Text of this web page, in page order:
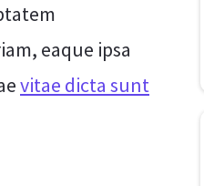
eaque ipsa
vitae dicta sunt